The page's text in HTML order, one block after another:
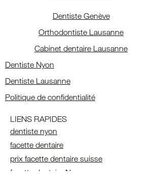
Dentiste Genève
Orthodontiste Lausanne
Cabinet dentaire Lausanne
Dentiste Nyon
Dentiste Lausanne
Politique de confidentialité
LIENS RAPIDES
dentiste nyon
facette dentaire
prix facette dentaire suisse
facette dentaire Nyon